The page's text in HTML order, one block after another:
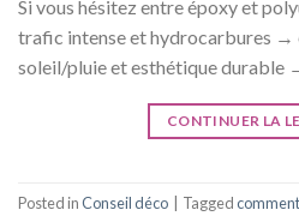
Si vous hésitez entre époxy et
trafic intense et hydrocarbures →
soleil/pluie et esthétique durable
CONTINUER LA
Posted inConseil déco Tagged